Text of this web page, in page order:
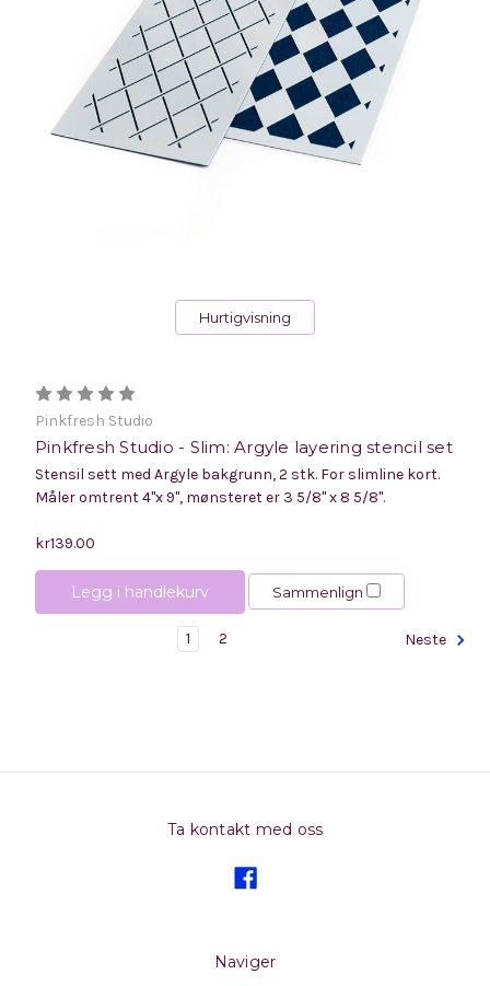
Hurtigvisning
Pinkfresh Studio
Pinkfresh Studio - Slim: Argyle layering stencil set
Stensil sett med Argyle bakgrunn, 2 stk. For slimline kort.
Måler omtrent 4"x 9", mønsteret er 3 5/8" x 8 5/8".
kr139.00
Legg i handlekurv Sammenlign
1 2 Neste
Ta kontakt med oss
Naviger